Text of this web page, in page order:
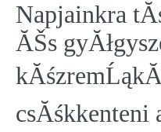
Napjainkra
ĂŠs